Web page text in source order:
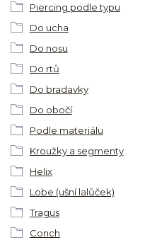
Piercing podle typu
Do ucha
Do nosu
Do rtů
Do bradavky
Do obočí
Podle materiálu
Kroužky a segmenty
Helix
Lobe (ušní lalůček)
Tragus
Conch